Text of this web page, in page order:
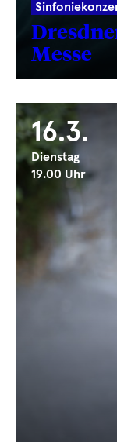
Messe
16.3.
Dienstag
19.00 Uhr